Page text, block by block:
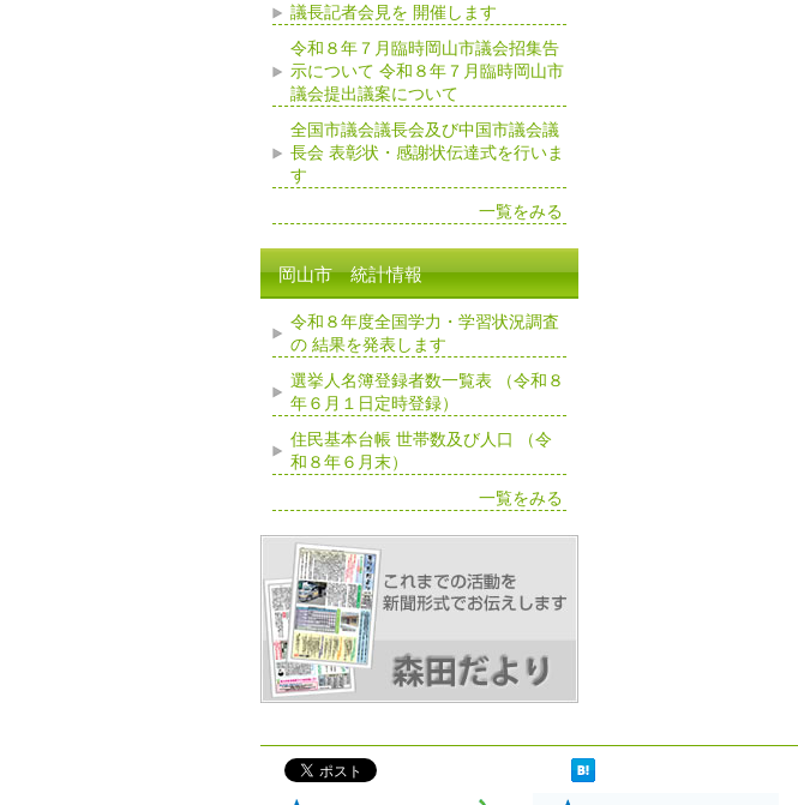
議長記者会見を 開催します
令和８年７月臨時岡山市議会招集告
示について 令和８年７月臨時岡山市
議会提出議案について
全国市議会議長会及び中国市議会議
長会 表彰状・感謝状伝達式を行いま
す
一覧をみる
岡山市 統計情報
令和８年度全国学力・学習状況調査
の 結果を発表します
選挙人名簿登録者数一覧表 （令和８
年６月１日定時登録）
住民基本台帳 世帯数及び人口 （令
和８年６月末）
一覧をみる